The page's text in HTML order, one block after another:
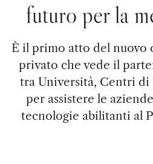
futuro per la
È il primo atto del nuovo
privato che vede il
tra Università, Centri di
per assistere le
tecnologie abilitanti al